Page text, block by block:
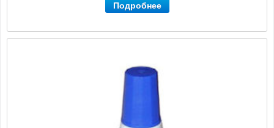
Подробнее